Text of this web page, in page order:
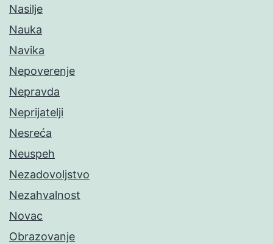
Nasilje
Nauka
Navika
Nepoverenje
Nepravda
Neprijatelji
Nesreća
Neuspeh
Nezadovoljstvo
Nezahvalnost
Novac
Obrazovanje